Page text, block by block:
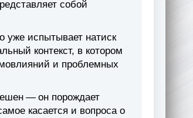
собой
уже испытывает натиск
контекст, в котором
и проблемных
— он порождает
касается и вопроса о